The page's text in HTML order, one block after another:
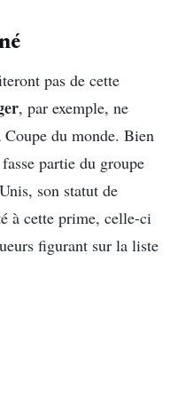
pas de cette
, par exemple, ne
du monde. Bien
partie du groupe
son statut de
à cette prime, celle-ci
figurant sur la liste